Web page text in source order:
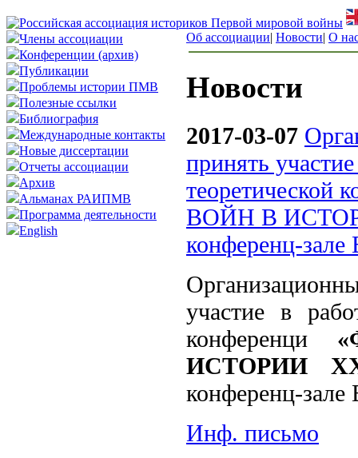
Члены ассоциации
Конференции (архив)
Публикации
Проблемы истории ПМВ
Полезные ссылки
Библиография
Международные контакты
Новые диссертации
Отчеты ассоциации
Архив
Альманах РАИПМВ
Программа деятельности
English
Об ассоциации| Новости| О
Новости
2017-03-07
принять
ВОЙН В
конференц-
участие в
конференци
ИСТОРИИ
конференц-
Инф. письмо